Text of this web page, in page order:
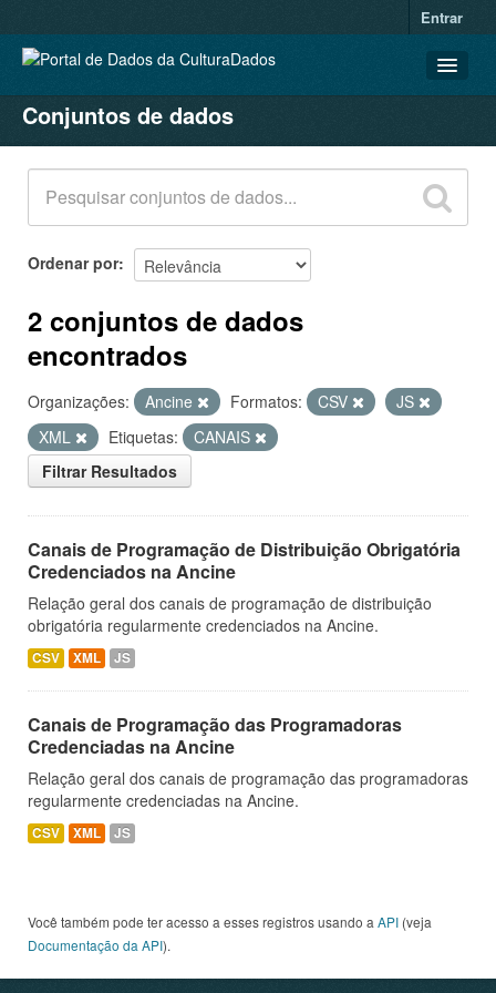
Entrar
CONJUNTOS DE DADOS
ORGANIZAÇÕES
GRUPOS
SOBRE
Conjuntos de dados
Ordenar por
2 conjuntos de dados
encontrados
Organizações: Ancine Formatos: CSV
JS
XML
Etiquetas:
CANAIS
Filtrar Resultados
Canais de Programação de Distribuição Obrigatória
Credenciados na Ancine
Relação geral dos canais de programação de distribuição
obrigatória regularmente credenciados na Ancine.
CSV XML JS
Canais de Programação das Programadoras
Credenciadas na Ancine
Relação geral dos canais de programação das programadoras
regularmente credenciadas na Ancine.
CSV XML JS
Você também pode ter acesso a esses registros usando a API (veja
Documentação da API).